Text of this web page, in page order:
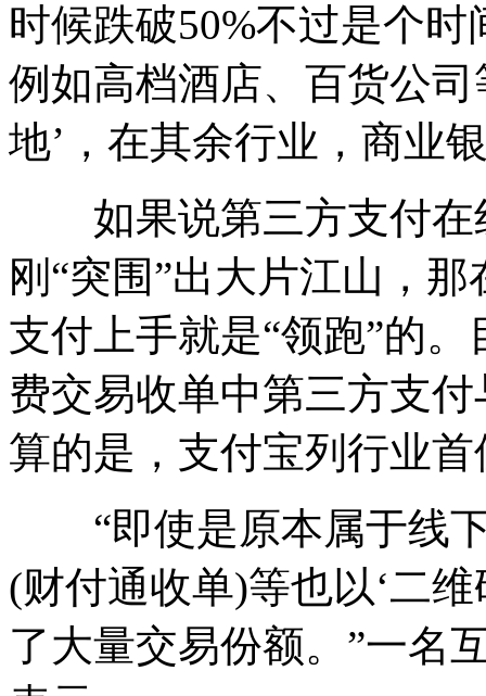
时候跌破50%不过是个
例如高档酒店、百货公司
地’，在其余行业，商业
如果说第三方支付在
刚“突围”出大片江山，
支付上手就是“领跑”的
费交易收单中第三方支
算的是，支付宝列行业首
“即使是原本属于线下
(财付通收单)等也以‘二
了大量交易份额。”一名